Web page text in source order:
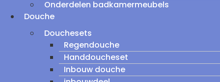
Onderdelen badkamermeubels
Douche
Douchesets
Regendouche
Handdoucheset
Inbouw douche